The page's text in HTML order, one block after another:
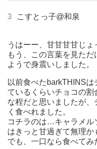
3 こすとっ子@和泉
うはーー、甘甘甘甘じ
もう、この言葉を見た
ようで身震いしました。
以前食べたbarkTHINS
ているくらいチョコの
な程だと思いましたが
く食べれました。
コチラのは…キャラメル
はきっと甘過ぎて無理か
でも、一口なら食べて